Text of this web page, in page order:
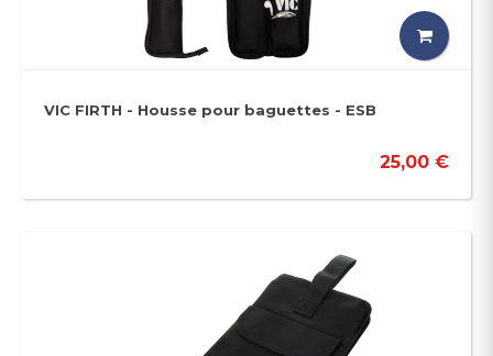
VIC FIRTH - Housse pour baguettes - ESB
25,00 €